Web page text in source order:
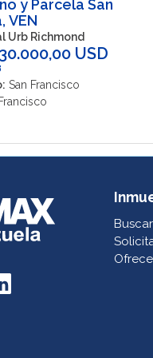
y Parcela San
VEN
Urb Richmond
USD
San Francisco
Buscar